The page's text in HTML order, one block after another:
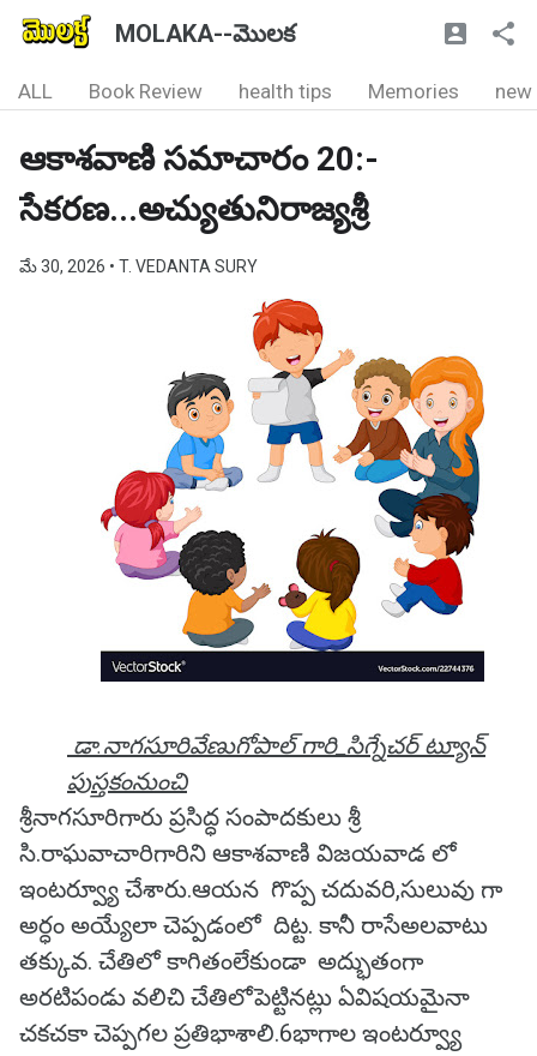
MOLAKA--మొలక
ALL Book Review health tips Memories new
ఆకాశవాణి సమాచారం 20:-
సేకరణ...అచ్యుతునిరాజ్యశ్రీ
మే 30, 2026 • T. VEDANTA SURY
డా.నాగసూరివేణుగోపాల్ గారి_సిగ్నేచర్ ట్యూన్
పుస్తకంనుంచి
శ్రీనాగసూరిగారు ప్రసిద్ధ సంపాదకులు శ్రీ
సి.రాఘవాచారిగారిని ఆకాశవాణి విజయవాడ లో
ఇంటర్వ్యూ చేశారు.ఆయన గొప్ప చదువరి,సులువు గా
అర్ధం అయ్యేలా చెప్పడంలో దిట్ట. కానీ రాసేఅలవాటు
తక్కువ. చేతిలో కాగితంలేకుండా అద్భుతంగా
అరటిపండు వలిచి చేతిలోపెట్టినట్లు ఏవిషయమైనా
చకచకా చెప్పగల ప్రతిభాశాలి.6భాగాల ఇంటర్వ్యూ